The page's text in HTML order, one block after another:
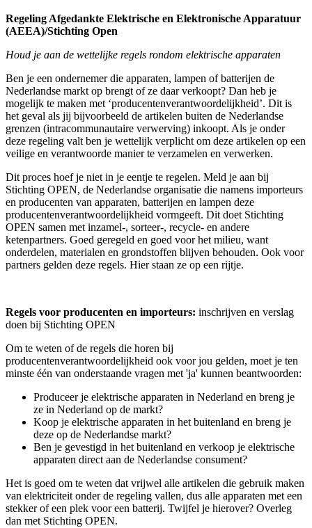
Regeling Afgedankte Elektrische en Elektronische Apparatuur
(AEEA)/Stichting Open
Houd je aan de wettelijke regels rondom elektrische apparaten
Ben je een ondernemer die apparaten, lampen of batterijen de
Nederlandse markt op brengt of ze daar verkoopt? Dan heb je
mogelijk te maken met ‘producentenverantwoordelijkheid’. Dit is
het geval als jij bijvoorbeeld de artikelen buiten de Nederlandse
grenzen (intracommunautaire verwerving) inkoopt. Als je onder
deze regeling valt ben je wettelijk verplicht om deze artikelen op een
veilige en verantwoorde manier te verzamelen en verwerken.
Dit proces hoef je niet in je eentje te regelen. Meld je aan bij
Stichting OPEN, de Nederlandse organisatie die namens importeurs
en producenten van apparaten, batterijen en lampen deze
producentenverantwoordelijkheid vormgeeft. Dit doet Stichting
OPEN samen met inzamel-, sorteer-, recycle- en andere
ketenpartners. Goed geregeld en goed voor het milieu, want
onderdelen, materialen en grondstoffen blijven behouden. Ook voor
partners gelden deze regels. Hier staan ze op een rijtje.
Regels voor producenten en importeurs: inschrijven en verslag
doen bij Stichting OPEN
Om te weten of de regels die horen bij
producentenverantwoordelijkheid ook voor jou gelden, moet je ten
minste één van onderstaande vragen met 'ja' kunnen beantwoorden:
Produceer je elektrische apparaten in Nederland en breng je
ze in Nederland op de markt?
Koop je elektrische apparaten in het buitenland en breng je
deze op de Nederlandse markt?
Ben je gevestigd in het buitenland en verkoop je elektrische
apparaten direct aan de Nederlandse consument?
Het is goed om te weten dat vrijwel alle artikelen die gebruik maken
van elektriciteit onder de regeling vallen, dus alle apparaten met een
stekker of een plek voor een batterij. Twijfel je hierover? Overleg
dan met Stichting OPEN.